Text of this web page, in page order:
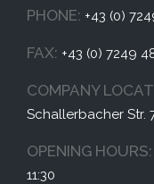
PHONE: +43 (0)
FAX: +43 (0) 7249
COMPANY
Schallerbacher Str.
OPENING HOURS:
11:30